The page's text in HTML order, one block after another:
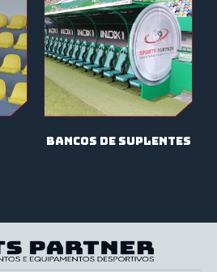
bancos de suplentes